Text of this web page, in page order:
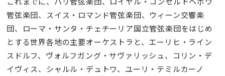
管弦楽団、スイス・ロマンド管弦楽団、ウィーン交響楽
団、ローマ・サンタ・チェチーリア国立管弦楽団をはじめ
とする世界各地の主要オーケストラと、エーリヒ・ライン
スドルフ、ヴォルフガング・サヴァリッシュ、コリン・デ
イヴィス、シャルル・デュトワ、ユーリ・テミルカーノ